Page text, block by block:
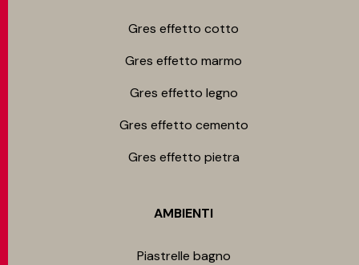
Gres effetto cotto
Gres effetto marmo
Gres effetto legno
Gres effetto cemento
Gres effetto pietra
AMBIENTI
Piastrelle bagno